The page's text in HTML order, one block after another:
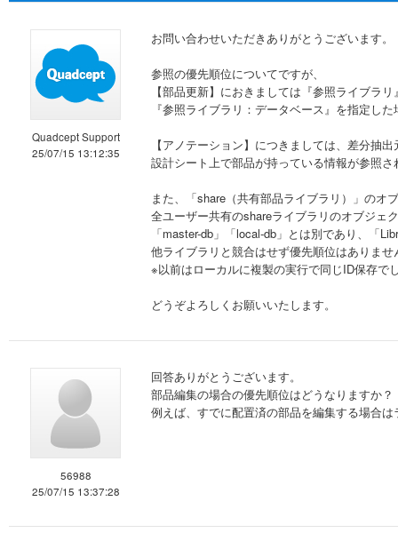
Quadcept Support
25/07/15 13:12:35
お問い合わせいただきありがとうございます。
参照の優先順位についてですが、
【部品更新】におきましては『参照ライブラ
『参照ライブラリ：データベース』を指定し
【アノテーション】につきましては、差分抽
設計シート上で部品が持っている情報が参照さ
また、「share（共有部品ライブラリ）」のオ
全ユーザー共有のshareライブラリのオブジェ
「master-db」「local-db」とは別であり、「
他ライブラリと競合はせず優先順位はありま
※以前はローカルに複製の実行で同じID保存で
どうぞよろしくお願いいたします。
56988
25/07/15 13:37:28
回答ありがとうございます。
部品編集の場合の優先順位はどうなりますか？
例えば、すでに配置済の部品を編集する場合